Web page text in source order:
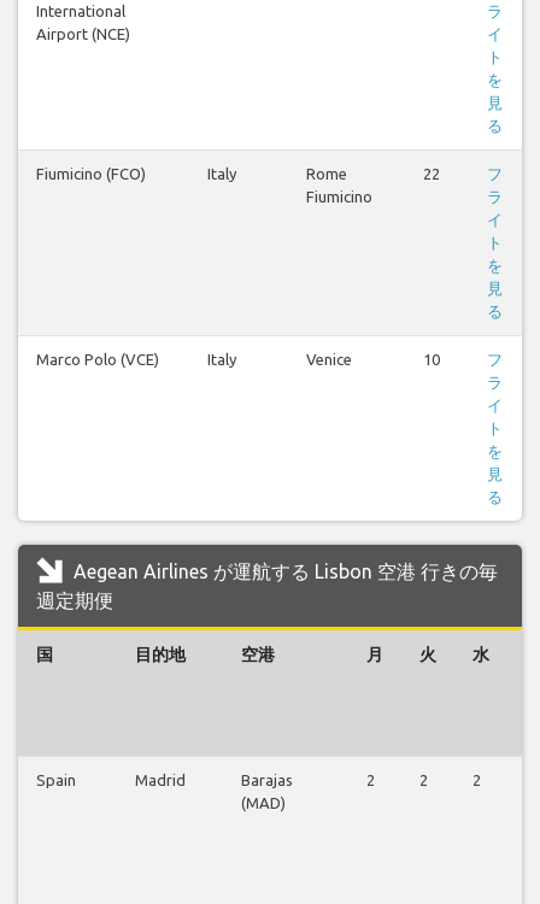
International
Airport (NCE)
ラ
イ
ト
を
見
る
Fiumicino (FCO) Italy
Rome
Fiumicino
22
フ
ラ
イ
ト
を
見
る
Marco Polo (VCE) Italy Venice 10
フ
ラ
イ
ト
を
見
る
Aegean Airlines が運航する Lisbon 空港 行きの毎
週定期便
国 目的地 空港 月 火 水
Spain Madrid
Barajas
(MAD)
2 2 2